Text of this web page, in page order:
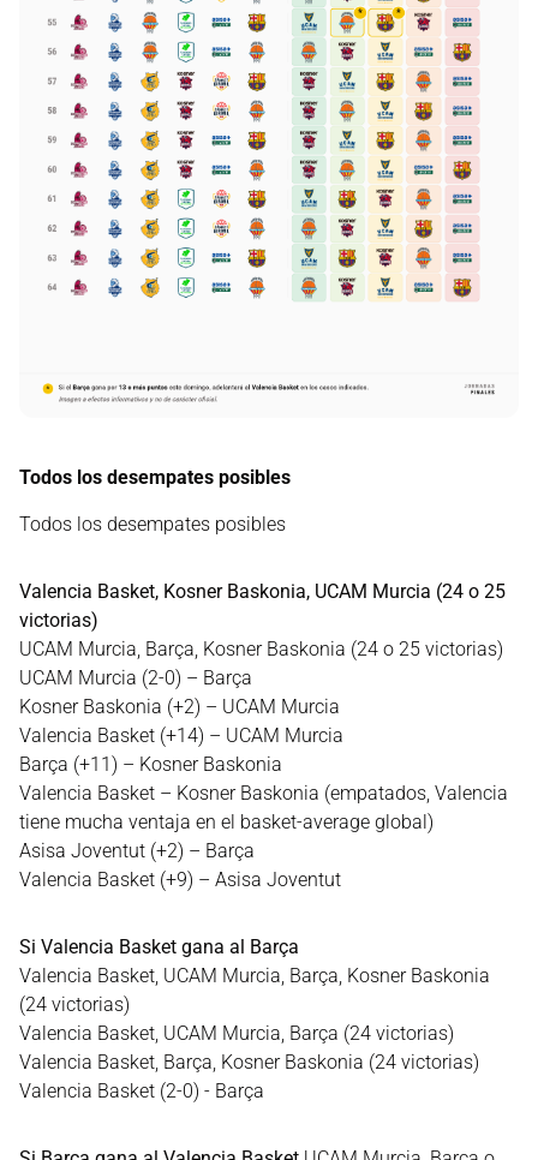
Todos los desempates posibles
Todos los desempates posibles
Valencia Basket, Kosner Baskonia, UCAM Murcia (24 o 25
victorias)
UCAM Murcia, Barça, Kosner Baskonia (24 o 25 victorias)
UCAM Murcia (2-0) – Barça
Kosner Baskonia (+2) – UCAM Murcia
Valencia Basket (+14) – UCAM Murcia
Barça (+11) – Kosner Baskonia
Valencia Basket – Kosner Baskonia (empatados, Valencia
tiene mucha ventaja en el basket-average global)
Asisa Joventut (+2) – Barça
Valencia Basket (+9) – Asisa Joventut
Si Valencia Basket gana al Barça
Valencia Basket, UCAM Murcia, Barça, Kosner Baskonia
(24 victorias)
Valencia Basket, UCAM Murcia, Barça (24 victorias)
Valencia Basket, Barça, Kosner Baskonia (24 victorias)
Valencia Basket (2-0) - Barça